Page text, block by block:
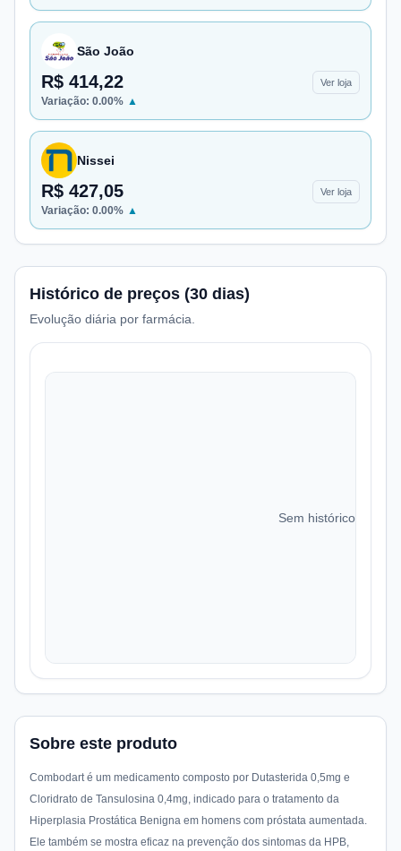
São João
R$ 414,22 Ver loja
Variação: 0.00% ▲
Nissei
R$ 427,05 Ver loja
Variação: 0.00% ▲
Histórico de preços (30 dias)
Evolução diária por farmácia.
Sem histórico de
Sobre este produto
Combodart é um medicamento composto por Dutasterida 0,5mg e
Cloridrato de Tansulosina 0,4mg, indicado para o tratamento da
Hiperplasia Prostática Benigna em homens com próstata aumentada.
Ele também se mostra eficaz na prevenção dos sintomas da HPB,